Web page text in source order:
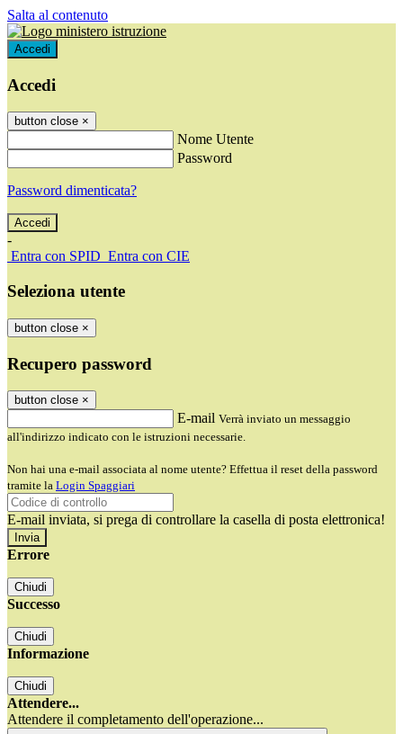
Salta al contenuto
Accedi
Accedi
button close ×
Nome Utente
Password
Password dimenticata?
-
Entra con SPID Entra con CIE
Seleziona utente
button close ×
Recupero password
button close ×
E-mail Verrà inviato un messaggio
all'indirizzo indicato con le istruzioni necessarie.
Non hai una e-mail associata al nome utente? Effettua il reset della password
tramite la Login Spaggiari
E-mail inviata, si prega di controllare la casella di posta elettronica!
Errore
Chiudi
Successo
Chiudi
Informazione
Chiudi
Attendere...
Attendere il completamento dell'operazione...